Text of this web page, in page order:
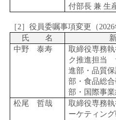
付部長 兼 生
［2］役員委嘱事項変更（2026
氏 名
中野 泰寿
取締役専務
ク推進担当
進部・品質
部・食品総
部・国際事
松尾 哲哉
取締役専務
ーケティン